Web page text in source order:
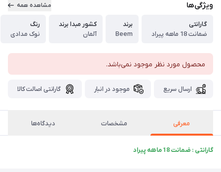
ویژگی‌ها مشاهده همه
گارانتی
ضمانت 18 ماهه پیراد
برند
Beem
کشور مبدا برند
آلمان
رنگ
نوک مدادی
محصول مورد نظر موجود نمی‌باشد.
ارسال سریع موجود در انبار گارانتی اصالت کالا
معرفی مشخصات دیدگاه‌ها
گارانتی : ضمانت 18 ماهه پیراد